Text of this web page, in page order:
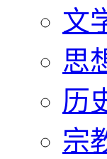
文
思
历
宗